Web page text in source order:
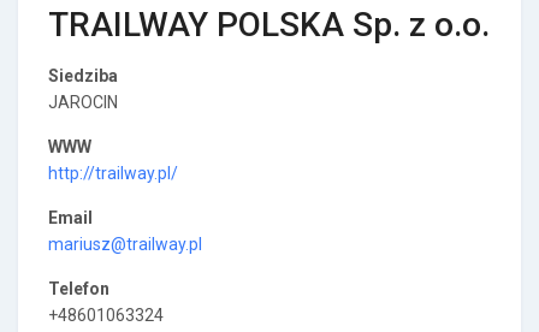
TRAILWAY POLSKA Sp. z o.o.
Siedziba
JAROCIN
WWW
http://trailway.pl/
Email
mariusz@trailway.pl
Telefon
+48601063324